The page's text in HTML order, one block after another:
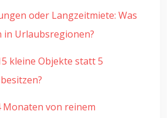
oder Langzeitmiete: Was
in Urlaubsregionen?
kleine Objekte statt 5
Monaten von reinem